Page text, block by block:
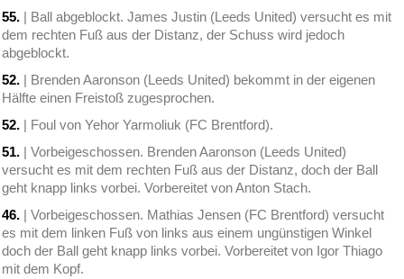
55. | Ball abgeblockt. James Justin (Leeds United) versucht es mit
dem rechten Fuß aus der Distanz, der Schuss wird jedoch
abgeblockt.
52. | Brenden Aaronson (Leeds United) bekommt in der eigenen
Hälfte einen Freistoß zugesprochen.
52. | Foul von Yehor Yarmoliuk (FC Brentford).
51. | Vorbeigeschossen. Brenden Aaronson (Leeds United)
versucht es mit dem rechten Fuß aus der Distanz, doch der Ball
geht knapp links vorbei. Vorbereitet von Anton Stach.
46. | Vorbeigeschossen. Mathias Jensen (FC Brentford) versucht
es mit dem linken Fuß von links aus einem ungünstigen Winkel
doch der Ball geht knapp links vorbei. Vorbereitet von Igor Thiago
mit dem Kopf.